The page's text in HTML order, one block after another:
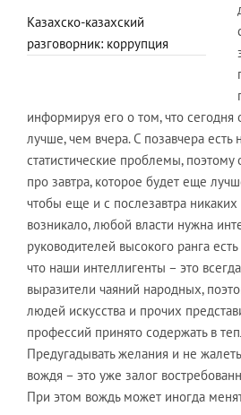
Казахско-казахский
разговорник: коррупция
информируя его о том, что сегодня
лучше, чем вчера. С позавчера есть
статистические проблемы, поэтому
про завтра, которое будет еще
чтобы еще и с послезавтра
возникало, любой власти нужна
руководителей высокого ранга есть
что наши интеллигенты – это
выразители чаяний народных,
людей искусства и прочих
профессий принято содержать в
Предугадывать желания и не
вождя – это уже залог
При этом вождь может иногда